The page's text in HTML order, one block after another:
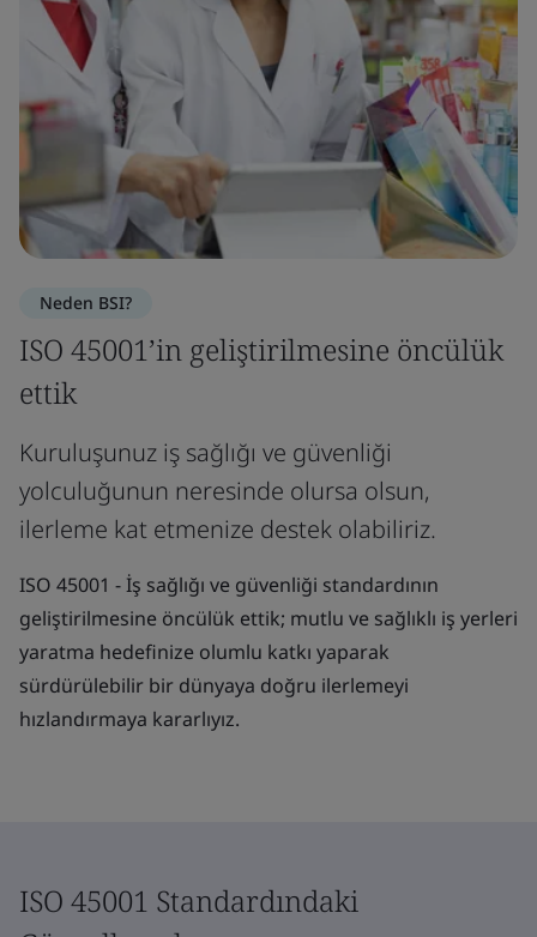
Neden BSI?
ISO 45001’in geliştirilmesine öncülük
ettik
Kuruluşunuz iş sağlığı ve güvenliği
yolculuğunun neresinde olursa olsun,
ilerleme kat etmenize destek olabiliriz.
ISO 45001 - İş sağlığı ve güvenliği standardının
geliştirilmesine öncülük ettik; mutlu ve sağlıklı iş yerleri
yaratma hedefinize olumlu katkı yaparak
sürdürülebilir bir dünyaya doğru ilerlemeyi
hızlandırmaya kararlıyız.
ISO 45001 Standardındaki